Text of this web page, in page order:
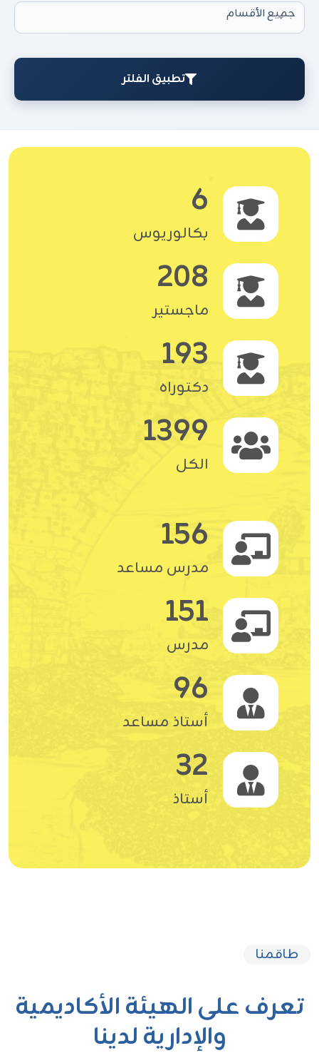
جميع الأقسام
تطبيق الفلتر
6
بكالوريوس
208
ماجستير
193
دكتوراه
1399
الكل
156
مدرس مساعد
151
مدرس
96
أستاذ مساعد
32
أستاذ
طاقمنا
تعرف على الهيئة الأكاديمية
والإدارية لدينا